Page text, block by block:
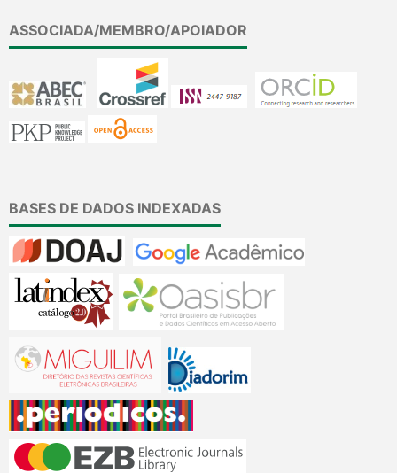
ASSOCIADA/MEMBRO/APOIADOR
BASES DE DADOS INDEXADAS